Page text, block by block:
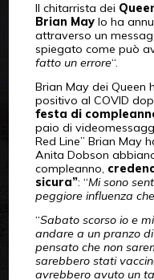
Il chitarrista dei
Brian Maylo ha
attraverso un
spiegato come può
fatto un errore“.
Brian May dei Queen
positivo al COVID
festa di
paio di
Red Line” Brian May
Anita Dobson
compleanno,
sicura”: “Mi sono
peggiore influenza
“Sabato scorso io e
andare a un pranzo
pensato che non
sarebbero stati
avrebbero avuto un